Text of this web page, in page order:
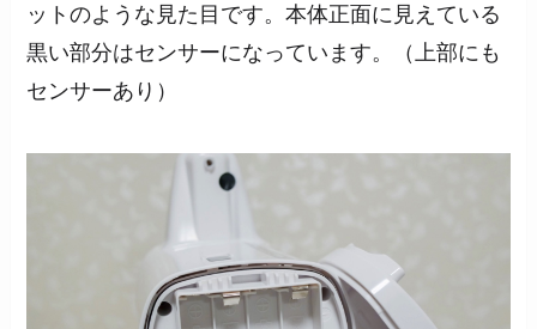
ットのような見た目です。本体正面に見えている
黒い部分はセンサーになっています。（上部にも
センサーあり）